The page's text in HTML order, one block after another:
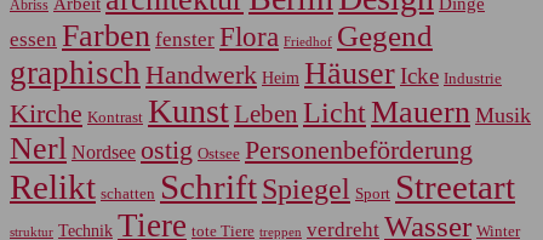
Abriss
essen Farben fenster Flora Friedhof Gegend
graphisch Handwerk Heim HäuserIcke Industrie
Kirche Kontrast KunstLeben LichtMauern Musik
Nerl Nordsee ostig Ostsee Personenbeförderung
Relikt schatten SchriftSpiegel Sport Streetart
struktur Technik Tiere tote Tiere treppen verdreht Wasser Winter